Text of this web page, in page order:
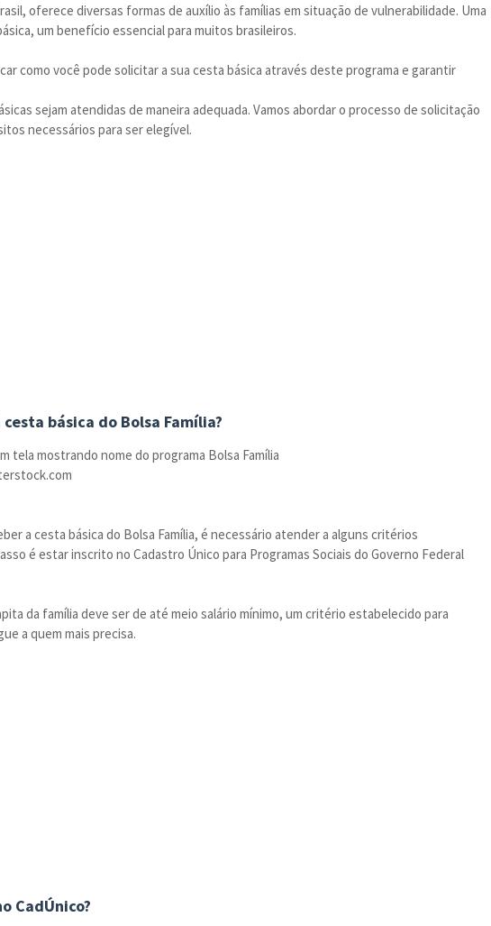
oferece diversas formas de auxílio às famílias em situação de vulnerabilidade. Uma
um benefício essencial para muitos brasileiros.
como você pode solicitar a sua cesta básica através deste programa e garantir
sejam atendidas de maneira adequada. Vamos abordar o processo de solicitação
necessários para ser elegível.
básica do Bolsa Família?
tela mostrando nome do programa Bolsa Família
a cesta básica do Bolsa Família, é necessário atender a alguns critérios
é estar inscrito no Cadastro Único para Programas Sociais do Governo Federal
da família deve ser de até meio salário mínimo, um critério estabelecido para
a quem mais precisa.
CadÚnico?